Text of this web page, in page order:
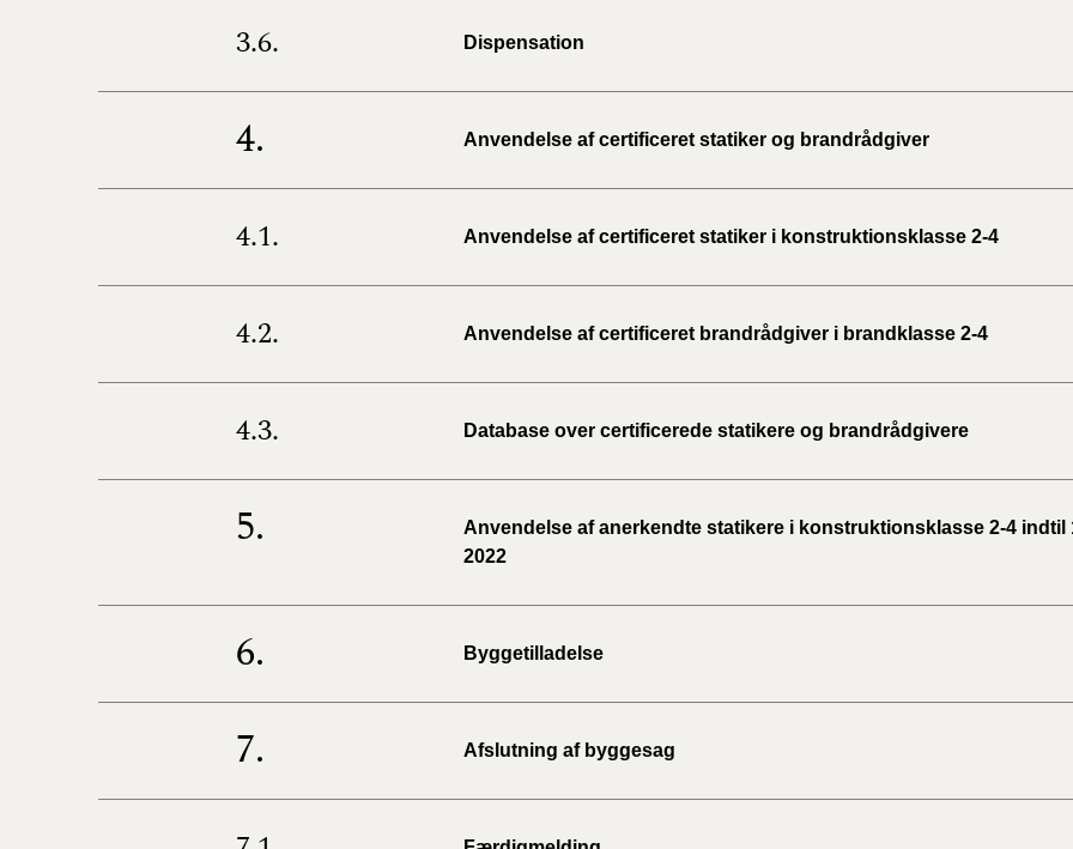
3.6. Dispensation
4. Anvendelse af certificeret statiker og brandrådgiver
4.1. Anvendelse af certificeret statiker i konstruktionsklasse 2-4
4.2. Anvendelse af certificeret brandrådgiver i brandklasse 2-4
4.3. Database over certificerede statikere og brandrådgivere
5.
Anvendelse af anerkendte statikere i konstruktionsklasse 2-4 indtil
2022
6. Byggetilladelse
7. Afslutning af byggesag